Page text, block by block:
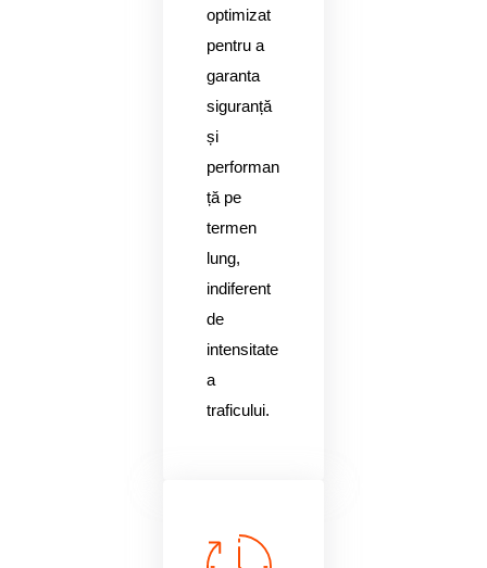
optimizat
pentru a
garanta
siguranță
și
performan
ță pe
termen
lung,
indiferent
de
intensitate
a
traficului.